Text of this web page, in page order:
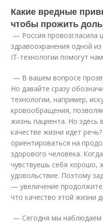
Какие вредные
чтобы прожить
— Россия провозгласила
здравоохранения одной
IT-технологии помогут
— В вашем вопросе
Но давайте сразу
технологии, например,
кровообращения,
жизнь пациента. Но здесь
качестве жизни идет
ориентироваться на
здорового человека.
чувствуешь себя хорошо,
удовольствие. Поэтому
— увеличение
что качество этой жизни
— Сегодня мы наблюдаем